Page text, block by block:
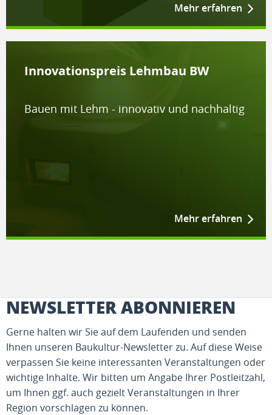
Mehr erfahren
Innovationspreis Lehmbau BW
Bauen mit Lehm - innovativ und nachhaltig
Mehr erfahren
NEWSLETTER ABONNIEREN
Gerne halten wir Sie auf dem Laufenden und senden
Ihnen unseren Baukultur-Newsletter zu. Auf diese Weise
verpassen Sie keine interessanten Veranstaltungen oder
wichtige Inhalte. Wir bitten um Angabe Ihrer Postleitzahl,
um Ihnen ggf. auch gezielt Veranstaltungen in Ihrer
Region vorschlagen zu können.